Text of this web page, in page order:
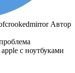
Автор
c ноутбуками